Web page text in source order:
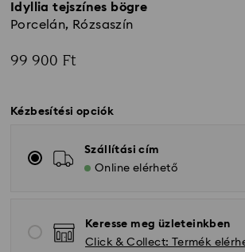
Idyllia tejszínes bögre
Porcelán, Rózsaszín
99 900 Ft
Kézbesítési opciók
Szállítási cím
Online elérhető
Keresse meg üzleteinkben
Click & Collect: Termék